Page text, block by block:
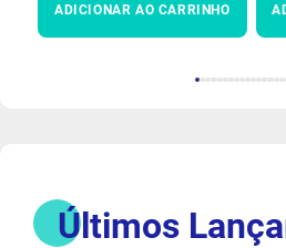
ADICIONAR AO CARRINHO
Últimos